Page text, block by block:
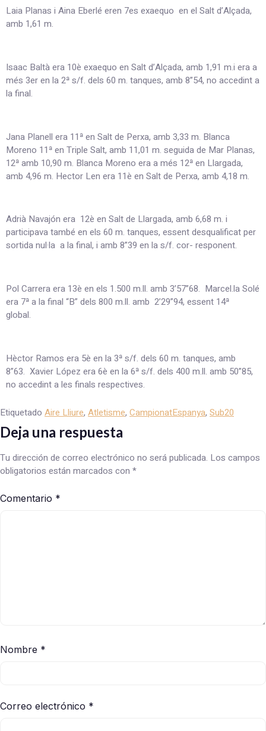
Laia Planas i Aina Eberlé eren 7es exaequo en el Salt d’Alçada,
amb 1,61 m.
Isaac Baltà era 10è exaequo en Salt d’Alçada, amb 1,91 m.i era a
més 3er en la 2ª s/f. dels 60 m. tanques, amb 8”54, no accedint a
la final.
Jana Planell era 11ª en Salt de Perxa, amb 3,33 m. Blanca
Moreno 11ª en Triple Salt, amb 11,01 m. seguida de Mar Planas,
12ª amb 10,90 m. Blanca Moreno era a més 12ª en Llargada,
amb 4,96 m. Hector Len era 11è en Salt de Perxa, amb 4,18 m.
Adrià Navajón era 12è en Salt de Llargada, amb 6,68 m. i
participava també en els 60 m. tanques, essent desqualificat per
sortida nul·la a la final, i amb 8”39 en la s/f. cor- responent.
Pol Carrera era 13è en els 1.500 m.ll. amb 3’57”68. Marcel.la Solé
era 7ª a la final “B” dels 800 m.ll. amb 2’29”94, essent 14ª
global.
Hèctor Ramos era 5è en la 3ª s/f. dels 60 m. tanques, amb
8”63. Xavier López era 6è en la 6ª s/f. dels 400 m.ll. amb 50”85,
no accedint a les finals respectives.
Etiquetado Aire Lliure, Atletisme, CampionatEspanya, Sub20
Deja una respuesta
Tu dirección de correo electrónico no será publicada. Los campos
obligatorios están marcados con *
Comentario *
Nombre *
Correo electrónico *